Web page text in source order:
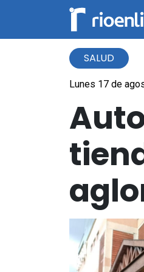
SALUD
Lunes 17 de